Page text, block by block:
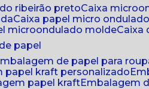
ribeirão preto
caixa
caixa papel micro ondulado
microondulado molde
papel
embalagem de papel para
papel kraft personalizado
papel kraft
embalagem